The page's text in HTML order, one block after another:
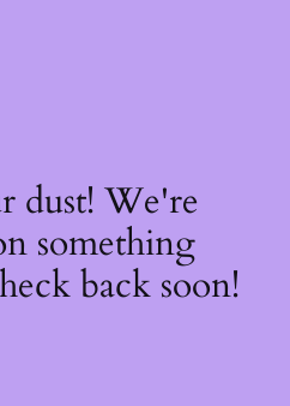
dust! We're
something
back soon!